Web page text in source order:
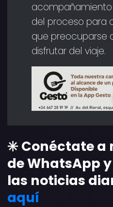
del proceso para
que preocuparse
disfrutar del viaje.
✳️ Conéctate a
de WhatsApp
las noticias
aquí